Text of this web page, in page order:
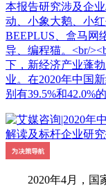
本报告研究涉及企
动、小象大鹅、小
BEEPLUS、盒马网
导、编程猫。<br/
下，新经济产业蓬
业。在2020年中国
别有39.5%和42.0%
2020年4月，国家